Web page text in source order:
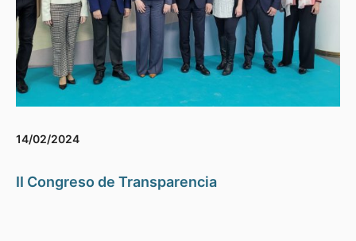
14/02/2024
II Congreso de Transparencia